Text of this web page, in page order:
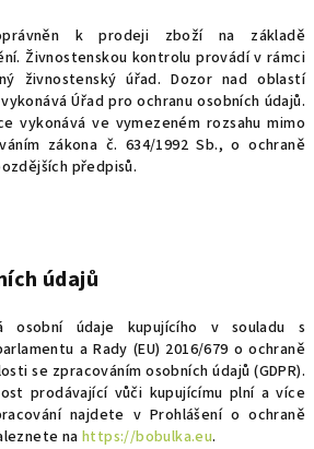
k prodeji zboží na základě
Živnostenskou kontrolu provádí v rámci
živnostenský úřad. Dozor nad oblastí
Úřad pro ochranu osobních údajů.
vykonává ve vymezeném rozsahu mimo
zákona č. 634/1992 Sb., o ochraně
předpisů.
údajů
osobní údaje kupujícího v souladu s
a Rady (EU) 2016/679 o ochraně
se zpracováním osobních údajů (GDPR).
prodávající vůči kupujícímu plní a více
najdete v Prohlášení o ochraně
na https://bobulka.eu.